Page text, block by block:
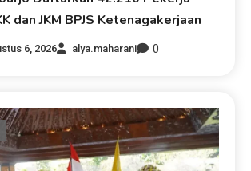
dan JKM BPJS Ketenagakerjaan
6, 2026 alya.maharani 0